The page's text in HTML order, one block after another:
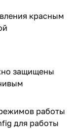
красным
защищены
работы
для работы